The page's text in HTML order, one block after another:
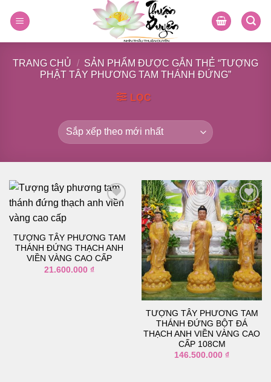
TRANG CHỦ / SẢN PHẨM ĐƯỢC GẮN THẺ “TƯỢNG
PHẬT TÂY PHƯƠNG TAM THÁNH ĐỨNG”
LỌC
vào
danh
sách
TƯỢNG TÂY PHƯƠNG TAM
THÁNH ĐỨNG THẠCH ANH
VIỀN VÀNG CAO CẤP
21.600.000 ₫
Thêm
vào
danh
sách
yêu
thích
TƯỢNG TÂY PHƯƠNG TAM
THÁNH ĐỨNG BỘT ĐÁ
THẠCH ANH VIỀN VÀNG CAO
CẤP 108CM
146.500.000 ₫